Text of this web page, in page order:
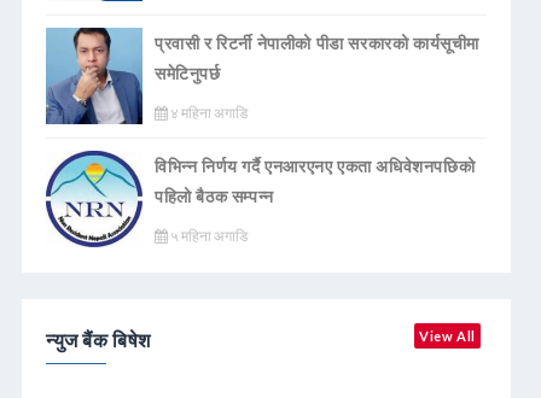
प्रवासी र रिटर्नी नेपालीको पीडा सरकारको कार्यसूचीमा
समेटिनुपर्छ
४ महिना अगाडि
विभिन्न निर्णय गर्दै एनआरएनए एकता अधिवेशनपछिको
पहिलो बैठक सम्पन्न
५ महिना अगाडि
न्युज बैंक बिषेश View All